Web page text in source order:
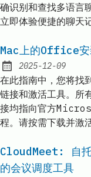
确识别和查找多语言
立即体验便捷的聊天
Mac上的Office安
Published:
2025-12-09
在此指南中，您将
链接和激活工具。
接均指向官方
程。请按需下载并激
CloudMeet: 自托
的会议调度工具